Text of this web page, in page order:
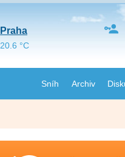
Sníh Archiv
Praha
20.6 °C